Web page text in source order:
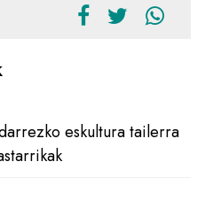
eskultura tailerra